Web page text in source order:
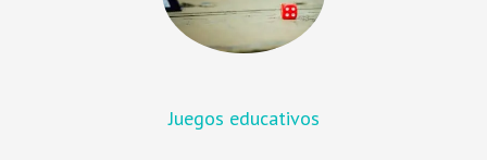
Juegos educativos